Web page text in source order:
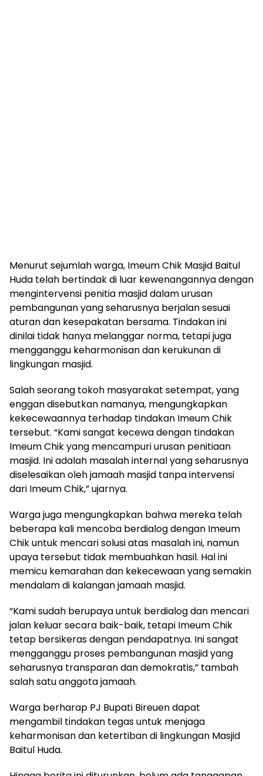
Menurut sejumlah warga, Imeum Chik Masjid Baitul
Huda telah bertindak di luar kewenangannya dengan
mengintervensi penitia masjid dalam urusan
pembangunan yang seharusnya berjalan sesuai
aturan dan kesepakatan bersama. Tindakan ini
dinilai tidak hanya melanggar norma, tetapi juga
mengganggu keharmonisan dan kerukunan di
lingkungan masjid.
Salah seorang tokoh masyarakat setempat, yang
enggan disebutkan namanya, mengungkapkan
kekecewaannya terhadap tindakan Imeum Chik
tersebut. “Kami sangat kecewa dengan tindakan
Imeum Chik yang mencampuri urusan penitiaan
masjid. Ini adalah masalah internal yang seharusnya
diselesaikan oleh jamaah masjid tanpa intervensi
dari Imeum Chik,” ujarnya.
Warga juga mengungkapkan bahwa mereka telah
beberapa kali mencoba berdialog dengan Imeum
Chik untuk mencari solusi atas masalah ini, namun
upaya tersebut tidak membuahkan hasil. Hal ini
memicu kemarahan dan kekecewaan yang semakin
mendalam di kalangan jamaah masjid.
“Kami sudah berupaya untuk berdialog dan mencari
jalan keluar secara baik-baik, tetapi Imeum Chik
tetap bersikeras dengan pendapatnya. Ini sangat
mengganggu proses pembangunan masjid yang
seharusnya transparan dan demokratis,” tambah
salah satu anggota jamaah.
Warga berharap PJ Bupati Bireuen dapat
mengambil tindakan tegas untuk menjaga
keharmonisan dan ketertiban di lingkungan Masjid
Baitul Huda.